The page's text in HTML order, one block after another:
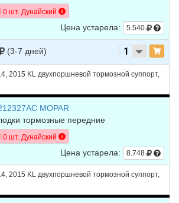
0 шт. Дунайский
Цена устарела: 5.540
(3-7 дней)
2015 KL двухпоршневой тормозной суппорт,
MOPAR
тормозные передние
0 шт. Дунайский
Цена устарела: 8.748
2015 KL двухпоршневой тормозной суппорт,